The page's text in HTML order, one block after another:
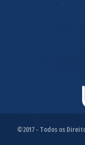
©2017 - Todos os